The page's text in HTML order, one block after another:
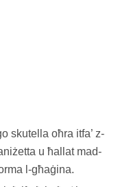
skutella oħra itfa’ z-
u ħallat mad-
l-għaġina.